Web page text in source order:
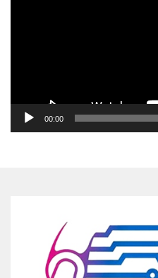
00:00